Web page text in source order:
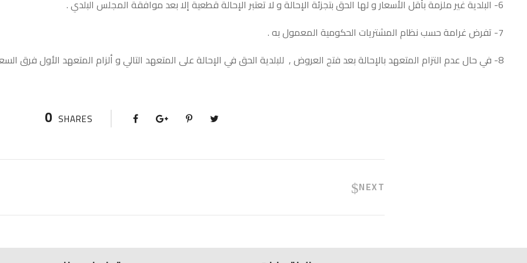
6- البلدية غير ملزمة بأقل الأسعار و لها الحق بتجزئة الإحالة و لا تعتبر الإحالة قطعية إلا بعد موافقة المجلس البلدي .
7- تفرض غرامة حسب نظام المشتريات الحكومية المعمول به .
8- في حال عدم التزام المتعهد بالإحالة بعد فتح العروض , للبلدية الحق في الإحالة على المتعهد التالي و ألزام المتعهد الأول فرق السعر بين العرضين .
0 SHARES
NEXT